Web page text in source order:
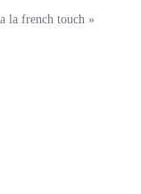
la french touch »